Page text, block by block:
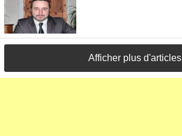
Afficher plus d'articles